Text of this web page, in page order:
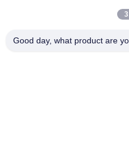
D-526, Haye Science
Good day, what product are